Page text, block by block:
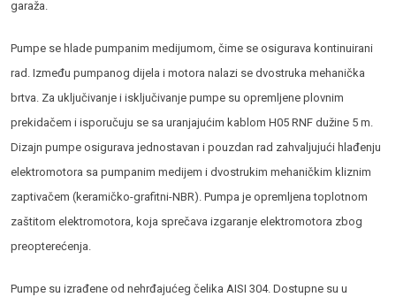
garaža.
Pumpe se hlade pumpanim medijumom, čime se osigurava kontinuirani
rad. Između pumpanog dijela i motora nalazi se dvostruka mehanička
brtva. Za uključivanje i isključivanje pumpe su opremljene plovnim
prekidačem i isporučuju se sa uranjajućim kablom H05 RNF dužine 5 m.
Dizajn pumpe osigurava jednostavan i pouzdan rad zahvaljujući hlađenju
elektromotora sa pumpanim medijem i dvostrukim mehaničkim kliznim
zaptivačem (keramičko-grafitni-NBR). Pumpa je opremljena toplotnom
zaštitom elektromotora, koja sprečava izgaranje elektromotora zbog
preopterećenja.
Pumpe su izrađene od nehrđajućeg čelika AISI 304. Dostupne su u